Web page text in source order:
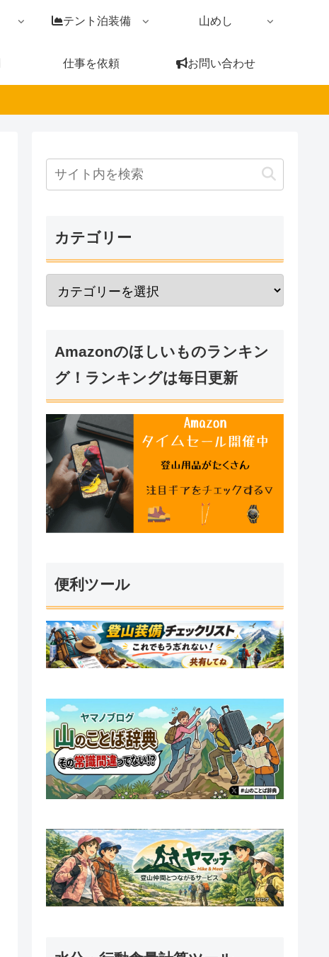
テント泊装備 山めし
仕事を依頼 お問い合わせ
カテゴリー
Amazonのほしいものランキン
グ！ランキングは毎日更新
便利ツール